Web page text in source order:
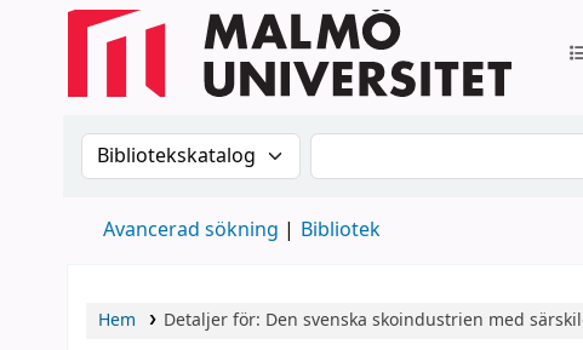
Sök i katalogen efter:Sök i katalogen
Avancerad sökning Bibliotek
Hem Detaljer för: Den svenska skoindustrien med